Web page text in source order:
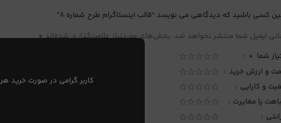
کاربر گرامی در صورت خرید
کسی باشید که دیدگاهی می نویسد “قالب اینستاگرام طرح شماره 8”
ایمیل شما منتشر نخواهد شد. بخش‌های موردنیاز علامت‌گذاری شده‌اند*
شما *
و ارزش خرید
و کارایی
یا مغایرت